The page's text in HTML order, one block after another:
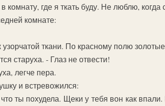
где я ткать буду. Не люблю, когда
комнате:
ткани. По красному полю
старуха. - Глаз не отвести!
легче пера.
и встревожился:
ты похудела. Щеки у тебя вон как